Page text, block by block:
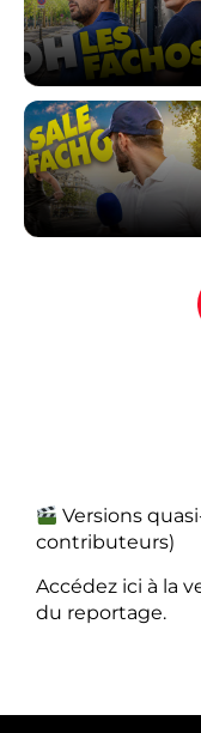
Versions
contributeurs)
Accédez ici à la
du reportage.